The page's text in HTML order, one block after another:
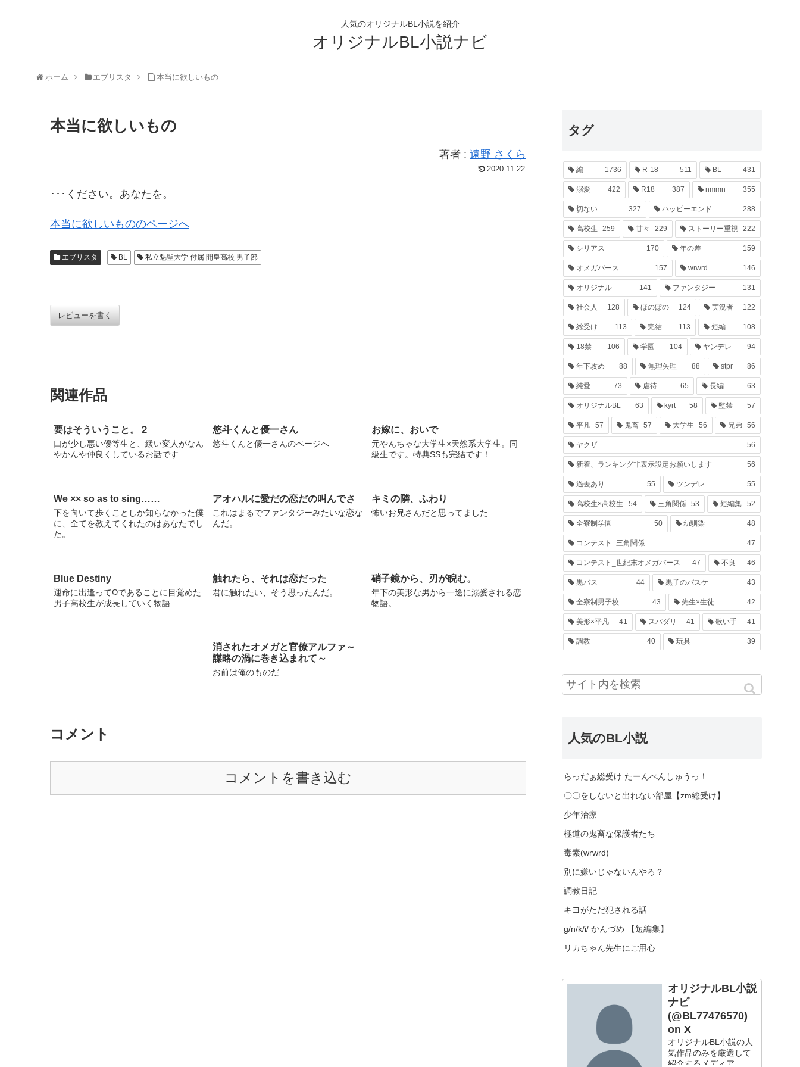
人気のオリジナルBL小説を紹介
オリジナルBL小説ナビ
ホーム エブリスタ 本当に欲しいもの
本当に欲しいもの
著者 : 遠野 さくら
2020.11.22
･･･ください。あなたを。
本当に欲しいもののページへ
エブリスタ BL 私立魁聖大学 付属 開皇高校 男子部
レビューを書く
関連作品
要はそういうこと。２
口が少し悪い優等生と、緩い変人がなん
やかんや仲良くしているお話です
悠斗くんと優一さん
悠斗くんと優一さんのページへ
お嫁に、おいで
元やんちゃな大学生×天然系大学生。同
級生です。特典SSも完結です！
We ×× so as to sing……
下を向いて歩くことしか知らなかった僕
に、全てを教えてくれたのはあなたでし
た。
アオハルに愛だの恋だの叫んでさ
これはまるでファンタジーみたいな恋な
んだ。
キミの隣、ふわり
怖いお兄さんだと思ってました
Blue Destiny
運命に出逢ってΩであることに目覚めた
男子高校生が成長していく物語
触れたら、それは恋だった
君に触れたい、そう思ったんだ。
硝子鏡から、刃が睨む。
年下の美形な男から一途に溺愛される恋
物語。
消されたオメガと官僚アルファ～
謀略の渦に巻き込まれて～
お前は俺のものだ
コメント
コメントを書き込む
タグ
編 1736 R-18 511 BL 431
溺愛 422 R18 387 nmmn 355
切ない 327 ハッピーエンド 288
高校生 259 甘々 229 ストーリー重視 222
シリアス 170 年の差 159
オメガバース 157 wrwrd 146
オリジナル 141 ファンタジー 131
社会人 128 ほのぼの 124 実況者 122
総受け 113 完結 113 短編 108
18禁 106 学園 104 ヤンデレ 94
年下攻め 88 無理矢理 88 stpr 86
純愛 73 虐待 65 長編 63
オリジナルBL 63 kyrt 58 監禁 57
平凡 57 鬼畜 57 大学生 56 兄弟 56
ヤクザ 56
新着、ランキング非表示設定お願いします 56
過去あり 55 ツンデレ 55
高校生×高校生 54 三角関係 53 短編集 52
全寮制学園 50 幼馴染 48
コンテスト_三角関係 47
コンテスト_世紀末オメガバース 47 不良 46
黒バス 44 黒子のバスケ 43
全寮制男子校 43 先生×生徒 42
美形×平凡 41 スパダリ 41 歌い手 41
調教 40 玩具 39
人気のBL小説
らっだぁ総受け たーんぺんしゅうっ！
〇〇をしないと出れない部屋【zm総受け】
少年治療
極道の鬼畜な保護者たち
毒素(wrwrd)
別に嫌いじゃないんやろ？
調教日記
キヨがただ犯される話
g/n/k/i/ かんづめ 【短編集】
リカちゃん先生にご用心
オリジナルBL小説
ナビ
(@BL77476570)
on X
オリジナルBL小説の人
気作品のみを厳選して
紹介するメディア